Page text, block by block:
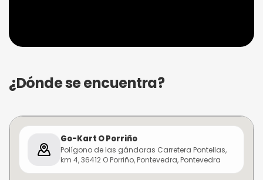
¿Dónde se encuentra?
Go-Kart O Porriño
Polígono de las gándaras Carretera Pontellas,
km 4, 36412 O Porriño, Pontevedra, Pontevedra